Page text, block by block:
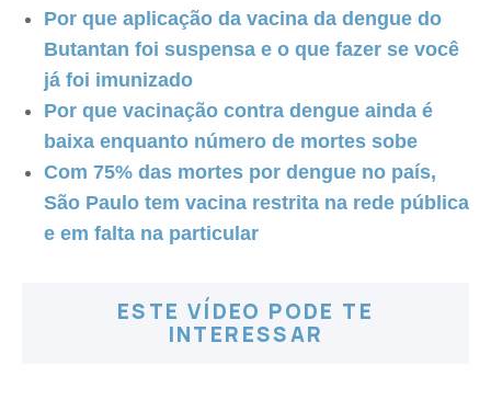
Por que aplicação da vacina da dengue do
Butantan foi suspensa e o que fazer se você
já foi imunizado
Por que vacinação contra dengue ainda é
baixa enquanto número de mortes sobe
Com 75% das mortes por dengue no país,
São Paulo tem vacina restrita na rede pública
e em falta na particular
ESTE VÍDEO PODE TE
INTERESSAR